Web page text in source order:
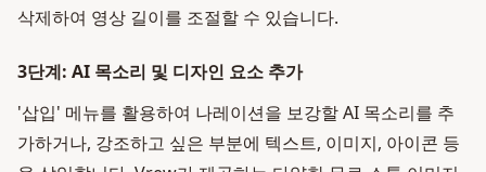
삭제하여 영상 길이를 조절할 수 있습니다.
3단계: AI 목소리 및 디자인 요소 추가
'삽입' 메뉴를 활용하여 나레이션을 보강할 AI 목소리를 추
가하거나, 강조하고 싶은 부분에 텍스트, 이미지, 아이콘 등